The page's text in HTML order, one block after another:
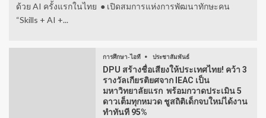
ด้วย AI ครั้งแรกในไทย ● เปิดสมการแห่งการพัฒนาทักษะคน
“Skills + AI +...
การศึกษา-ไอที ประชาสัมพันธ์
DPU สร้างชื่อเสียงให้ประเทศไทย! คว้า 3
รางวัลเกียรติยศจาก IEAC เป็น
มหาวิทยาลัยแรก พร้อมกวาดประเมิน 5
ดาวเต็มทุกหมวด ชูสถิติเด็กจบใหม่ได้งาน
ทำทันที 95%